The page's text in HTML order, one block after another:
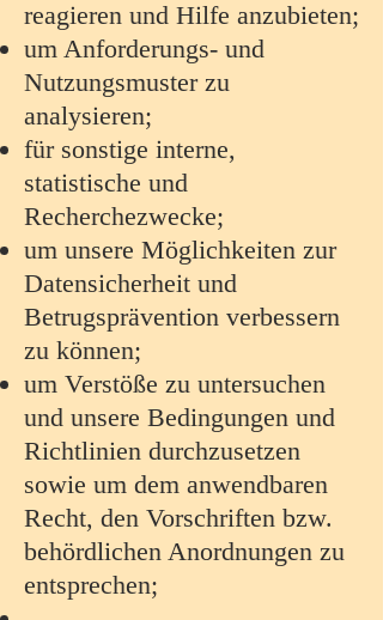
reagieren und Hilfe anzubieten;
um Anforderungs- und
Nutzungsmuster zu
analysieren;
für sonstige interne,
statistische und
Recherchezwecke;
um unsere Möglichkeiten zur
Datensicherheit und
Betrugsprävention verbessern
zu können;
um Verstöße zu untersuchen
und unsere Bedingungen und
Richtlinien durchzusetzen
sowie um dem anwendbaren
Recht, den Vorschriften bzw.
behördlichen Anordnungen zu
entsprechen;